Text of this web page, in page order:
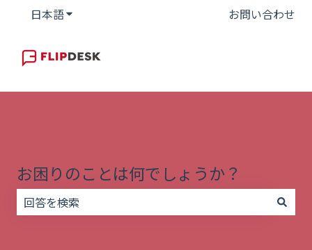
日本語翻訳のサブメニューを表示 お問い合わせ
お困りのことは何でしょうか？